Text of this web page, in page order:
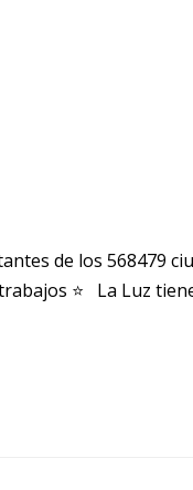
de los 568479
⭐ La Luz